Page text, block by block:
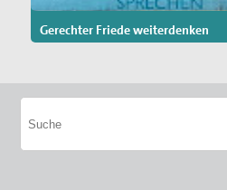
Gerechter Friede weiterdenken